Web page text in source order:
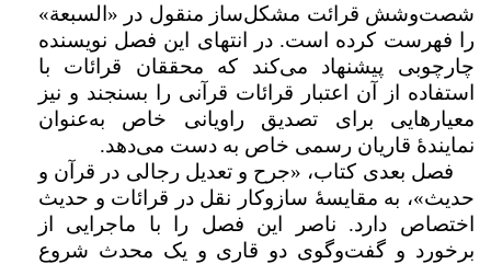
شصت‌وشش قرائت مشکل‌ساز منقول در «السبعة»
را فهرست کرده است. در انتهای این فصل نویسنده
چارچوبی پیشنهاد می‌کند که محققان قرائات با
استفاده از آن اعتبار قرائات قرآنی را بسنجند و نیز
معیارهایی برای تصدیق راویانی خاص به‌عنوان
نمایندۀ قاریان رسمی خاص به دست می‌دهد.
فصل بعدی کتاب، «جرح و تعدیل رجالی در قرآن و
حدیث»، به مقایسۀ سازوکار نقل در قرائات و حدیث
اختصاص دارد. ناصر این فصل را با ماجرایی از
برخورد و گفت‌وگوی دو قاری و یک محدث شروع